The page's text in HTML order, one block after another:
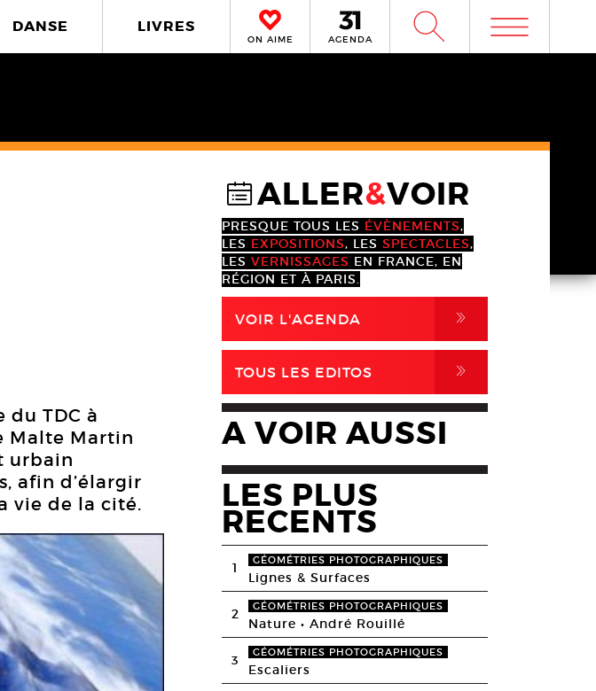
DANSE LIVRES
ON AIME AGENDA W m
TDC à
Malte Martin
urbain
afin d’élargir
vie de la cité.
@ALLER&VOIR
PRESQUE TOUS LES ÉVÈNEMENTS,
LES EXPOSITIONS, LES SPECTACLES,
LES VERNISSAGES EN FRANCE, EN
RÉGION ET À PARIS.
VOIR L'AGENDA ,
TOUS LES EDITOS ,
A VOIR AUSSI
LES PLUS
RECENTS
1 GÉOMÉTRIES PHOTOGRAPHIQUES
Lignes & Surfaces
2 GÉOMÉTRIES PHOTOGRAPHIQUES
Nature • André Rouillé
3 GÉOMÉTRIES PHOTOGRAPHIQUES
Escaliers